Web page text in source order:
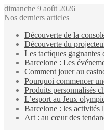
dimanche 9 août 2026
Nos derniers articles
Découverte de la
Découverte du
Les tactiques gagnantes
Barcelone : Les
Comment jouer au
Pourquoi commencer
Produits personnalisés
L’esport au Jeux
Barcelone : les activités
Art : au cœur des